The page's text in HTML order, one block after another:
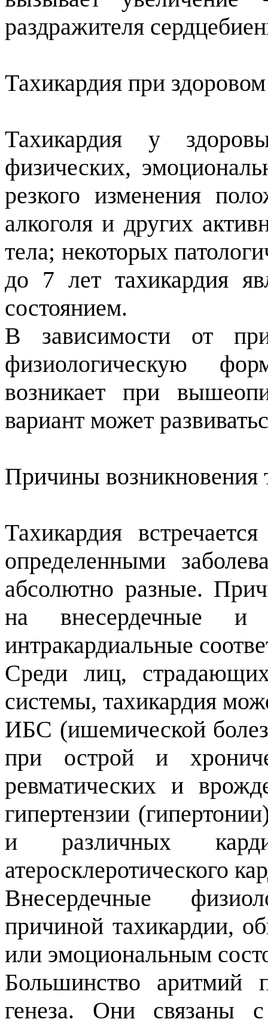
раздражителя
Тахикардия при
Тахикардия у
физических,
резкого изменения
алкоголя и других
тела; некоторых
до 7 лет тахикардия
состоянием.
В зависимости от
физиологическую
возникает при
вариант может
Причины возникновения
Тахикардия
определенными
абсолютно разные.
на внесердечные и
интракардиальные
Среди лиц, страдающих
системы, тахикардия
ИБС (ишемической
при острой и
ревматических и
гипертензии
и различных
атеросклеротического
Внесердечные
причиной тахикардии,
или эмоциональным
Большинство аритмий
генеза. Они связаны